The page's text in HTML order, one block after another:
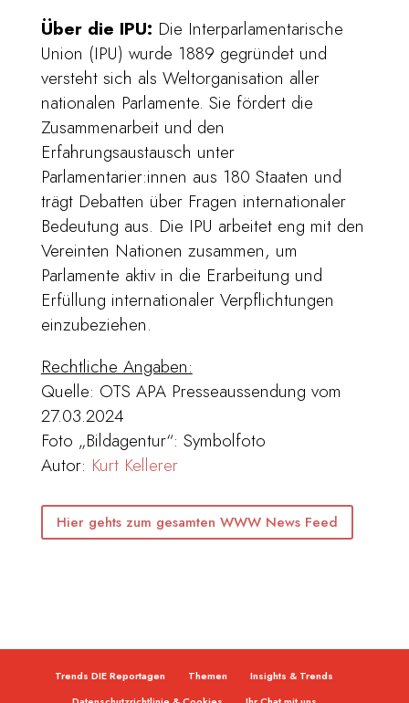
Über die IPU: Die Interparlamentarische
Union (IPU) wurde 1889 gegründet und
versteht sich als Weltorganisation aller
nationalen Parlamente. Sie fördert die
Zusammenarbeit und den
Erfahrungsaustausch unter
Parlamentarier:innen aus 180 Staaten und
trägt Debatten über Fragen internationaler
Bedeutung aus. Die IPU arbeitet eng mit den
Vereinten Nationen zusammen, um
Parlamente aktiv in die Erarbeitung und
Erfüllung internationaler Verpflichtungen
einzubeziehen.
Rechtliche Angaben:
Quelle: OTS APA Presseaussendung vom
27.03.2024
Foto „Bildagentur“: Symbolfoto
Autor: Kurt Kellerer
Hier gehts zum gesamten WWW News Feed
Trends DIE Reportagen Themen
Insights & Trends